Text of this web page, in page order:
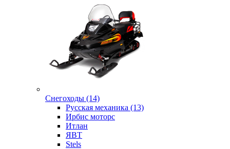
Снегоходы (14)
Русская механика (13)
Ирбис моторс
Итлан
ЯВТ
Stels